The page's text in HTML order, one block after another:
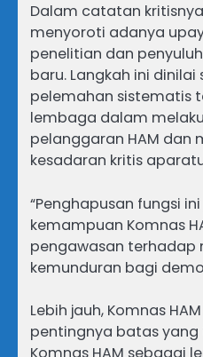
Dalam catatan
menyoroti adanya
penelitian dan
baru. Langkah ini
pelemahan sistematis
lembaga dalam
pelanggaran HAM dan
kesadaran kritis
“Penghapusan fungsi
kemampuan Komnas
pengawasan terhadap
kemunduran bagi
Lebih jauh, Komnas
pentingnya batas
Komnas HAM sebagai